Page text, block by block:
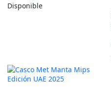
como
Disponible